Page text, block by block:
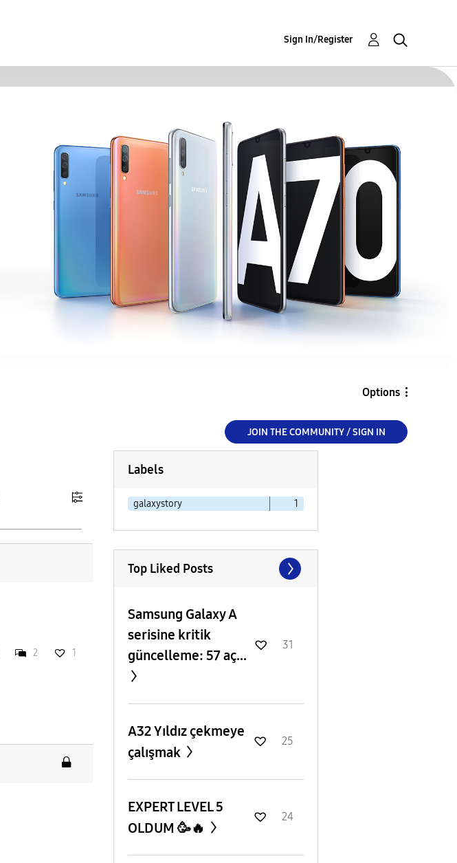
Sign In/Register
Options
JOIN THE COMMUNITY / SIGN IN
2 1
Labels
galaxystory 1
Top Liked Posts
Samsung Galaxy A
serisine kritik
güncelleme: 57 aç...
31
A32 Yıldız çekmeye
çalışmak
25
EXPERT LEVEL 5
OLDUM 🥳🔥
24